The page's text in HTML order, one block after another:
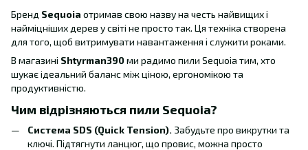
Бренд Sequoia отримав свою назву на честь найвищих і
найміцніших дерев у світі не просто так. Ця техніка створена
для того, щоб витримувати навантаження і служити роками.
В магазині Shtyrman390ми радимо пили Sequoia тим, хто
шукає ідеальний баланс між ціною, ергономікою та
продуктивністю.
Чим відрізняються пили Sequoia?
Система SDS (Quick Tension). Забудьте про викрутки та
ключі. Підтягнути ланцюг, що провис, можна просто